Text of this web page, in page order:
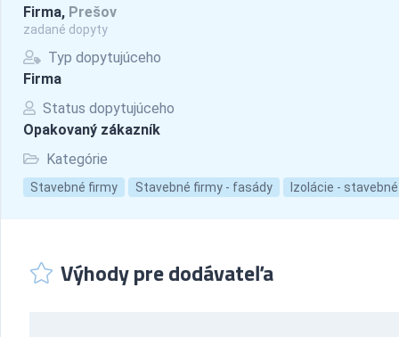
Firma, Prešov
zadané dopyty
Typ dopytujúceho
Firma
Status dopytujúceho
Opakovaný zákazník
Kategórie
Stavebné firmy Stavebné firmy - fasády Izolácie - stavebné
Výhody pre dodávateľa